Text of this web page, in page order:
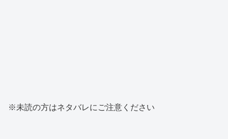
※未読の方はネタバレにご注意ください